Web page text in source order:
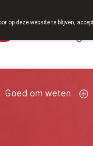
Goed om weten
op deze website te blijven,